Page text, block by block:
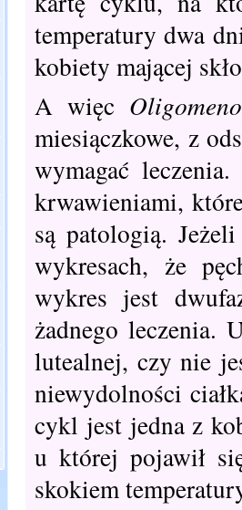
temperatury dwa
kobiety mającej
A więc
miesiączkowe, z
wymagać
krwawieniami,
są patologią.
wykresach, że
wykres jest
żadnego leczenia.
lutealnej, czy nie
niewydolności
cykl jest jedna z
u której pojawił
skokiem